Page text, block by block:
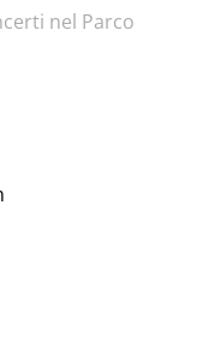
nel Parco